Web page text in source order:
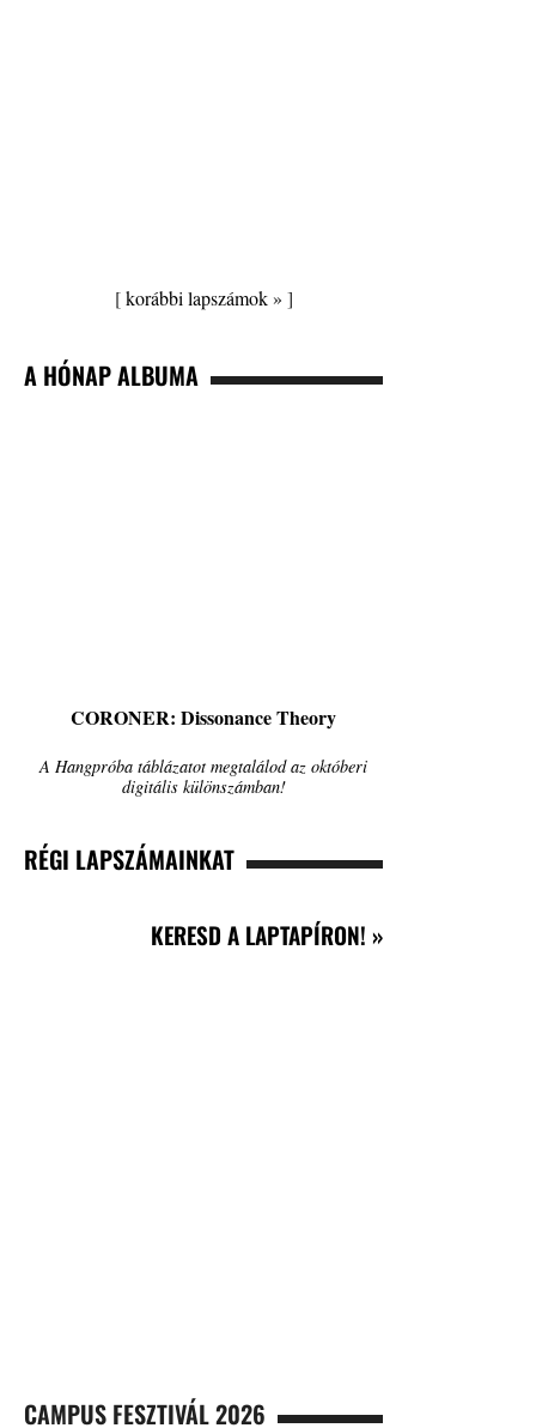
[korábbi lapszámok » ]
A HÓNAP ALBUMA
CORONER: Dissonance Theory
A Hangpróba táblázatot megtalálod az októberi
digitális különszámban!
RÉGI LAPSZÁMAINKAT
KERESD A LAPTAPÍRON! »
CAMPUS FESZTIVÁL 2026